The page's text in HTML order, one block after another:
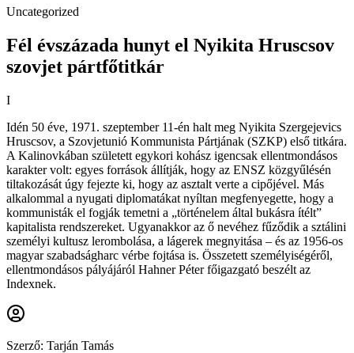
Uncategorized
Fél évszázada hunyt el Nyikita Hruscsov
szovjet pártfőtitkár
I
Idén 50 éve, 1971. szeptember 11-én halt meg Nyikita Szergejevics
Hruscsov, a Szovjetunió Kommunista Pártjának (SZKP) első titkára.
A Kalinovkában született egykori kohász igencsak ellentmondásos
karakter volt: egyes források állítják, hogy az ENSZ közgyűlésén
tiltakozását úgy fejezte ki, hogy az asztalt verte a cipőjével. Más
alkalommal a nyugati diplomatákat nyíltan megfenyegette, hogy a
kommunisták el fogják temetni a „történelem által bukásra ítélt”
kapitalista rendszereket. Ugyanakkor az ő nevéhez fűződik a sztálini
személyi kultusz lerombolása, a lágerek megnyitása – és az 1956-os
magyar szabadságharc vérbe fojtása is. Összetett személyiségéről,
ellentmondásos pályájáról Hahner Péter főigazgató beszélt az
Indexnek.
Szerző: Tarján Tamás